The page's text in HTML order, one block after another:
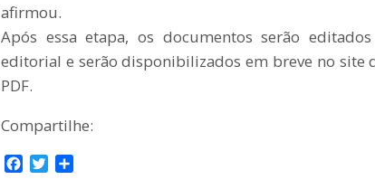
afirmou.
Após essa etapa, os documentos serão
editorial e serão disponibilizados em breve no site
PDF.
Compartilhe: